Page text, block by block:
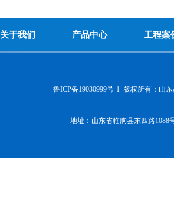
关于我们 产品中心 工程案
鲁ICP备19030999号-1 版权所有： 山
地址：山东省临朐县东四路